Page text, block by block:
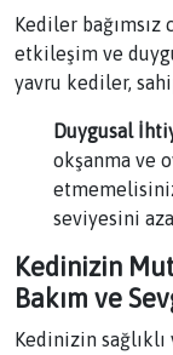
Kediler
etkileşim ve
yavru kediler,
Duygusal
okşanma ve
seviyesini
Kedinizin
Bakım ve
Kedinizin